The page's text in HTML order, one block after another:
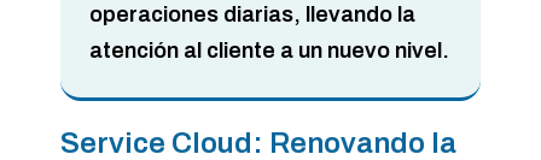
operaciones diarias, llevando la
atención al cliente a un nuevo nivel.
Service Cloud: Renovando la